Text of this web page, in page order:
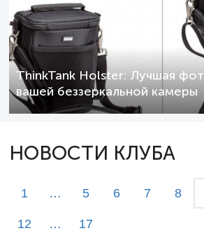
ThinkTank Holster: Лучшая
вашей беззеркальной камеры
НОВОСТИ КЛУБА
1 … 5 6 7 8
12 … 17